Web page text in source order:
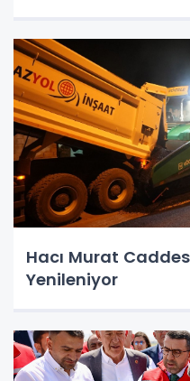
Hacı Murat
Yenileniyor